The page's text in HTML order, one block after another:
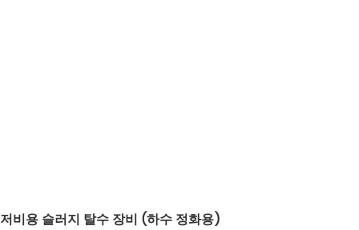
저비용 슬러지 탈수 장비 (하수 정화용)